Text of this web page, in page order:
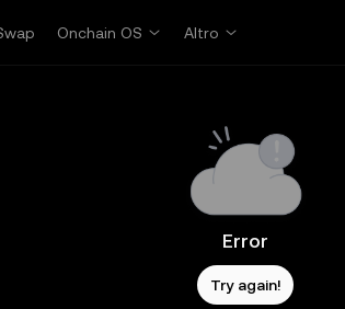
Onchain OS Altro
Error
Try again!